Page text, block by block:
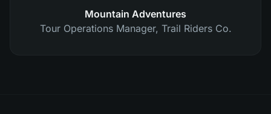
Mountain Adventures
Tour Operations Manager, Trail Riders Co.